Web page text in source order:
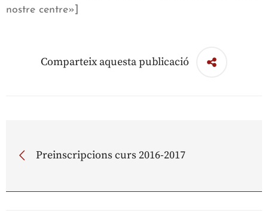
nostre centre»]
Comparteix aquesta publicació
Preinscripcions curs 2016-2017